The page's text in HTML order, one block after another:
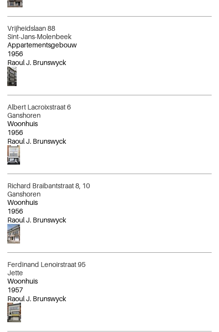
Vrijheidslaan 88
Sint-Jans-Molenbeek
Appartementsgebouw
1956
Raoul J. Brunswyck
Albert Lacroixstraat 6
Ganshoren
Woonhuis
1956
Raoul J. Brunswyck
Richard Braibantstraat 8, 10
Ganshoren
Woonhuis
1956
Raoul J. Brunswyck
Ferdinand Lenoirstraat 95
Jette
Woonhuis
1957
Raoul J. Brunswyck